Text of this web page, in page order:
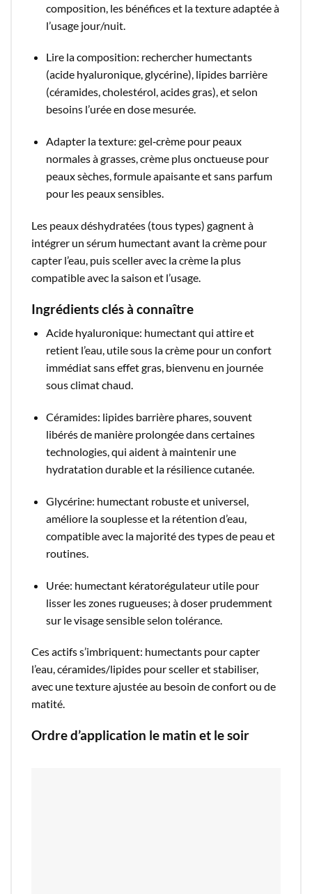
composition, les bénéfices et la texture adaptée à
l’usage jour/nuit.​
Lire la composition: rechercher humectants
(acide hyaluronique, glycérine), lipides barrière
(céramides, cholestérol, acides gras), et selon
besoins l’urée en dose mesurée.​
Adapter la texture: gel‑crème pour peaux
normales à grasses, crème plus onctueuse pour
peaux sèches, formule apaisante et sans parfum
pour les peaux sensibles.​
Les peaux déshydratées (tous types) gagnent à
intégrer un sérum humectant avant la crème pour
capter l’eau, puis sceller avec la crème la plus
compatible avec la saison et l’usage.​
Ingrédients clés à connaître
Acide hyaluronique: humectant qui attire et
retient l’eau, utile sous la crème pour un confort
immédiat sans effet gras, bienvenu en journée
sous climat chaud.​
Céramides: lipides barrière phares, souvent
libérés de manière prolongée dans certaines
technologies, qui aident à maintenir une
hydratation durable et la résilience cutanée.​
Glycérine: humectant robuste et universel,
améliore la souplesse et la rétention d’eau,
compatible avec la majorité des types de peau et
routines.​
Urée: humectant kératorégulateur utile pour
lisser les zones rugueuses; à doser prudemment
sur le visage sensible selon tolérance.​
Ces actifs s’imbriquent: humectants pour capter
l’eau, céramides/lipides pour sceller et stabiliser,
avec une texture ajustée au besoin de confort ou de
matité.​
Ordre d’application le matin et le soir